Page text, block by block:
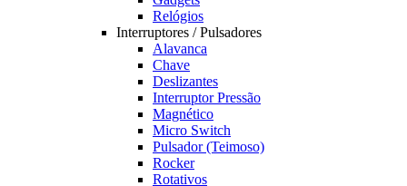
Relógios
Interruptores / Pulsadores
Alavanca
Chave
Deslizantes
Interruptor Pressão
Magnético
Micro Switch
Pulsador (Teimoso)
Rocker
Rotativos